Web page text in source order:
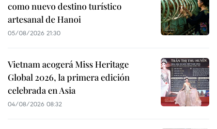
como nuevo destino turístico
artesanal de Hanoi
05/08/2026 21:30
Vietnam acogerá Miss Heritage
Global 2026, la primera edición
celebrada en Asia
04/08/2026 08:32